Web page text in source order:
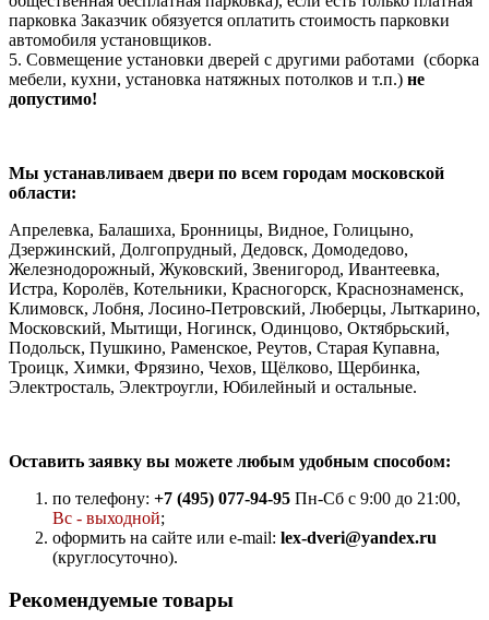
парковка Заказчик обязуется оплатить стоимость парковки
автомобиля установщиков.
5. Совмещение установки дверей с другими работами (сборка
мебели, кухни, установка натяжных потолков и т.п.) не
допустимо!
Мы устанавливаем двери по всем городам московской
области:
Апрелевка, Балашиха, Бронницы, Видное, Голицыно,
Дзержинский, Долгопрудный, Дедовск, Домодедово,
Железнодорожный, Жуковский, Звенигород, Ивантеевка,
Истра, Королёв, Котельники, Красногорск, Краснознаменск,
Климовск, Лобня, Лосино-Петровский, Люберцы, Лыткарино,
Московский, Мытищи, Ногинск, Одинцово, Октябрьский,
Подольск, Пушкино, Раменское, Реутов, Старая Купавна,
Троицк, Химки, Фрязино, Чехов, Щёлково, Щербинка,
Электросталь, Электроугли, Юбилейный и остальные.
Оставить заявку вы можете любым удобным способом:
по телефону: +7 (495) 077-94-95 Пн-Сб с 9:00 до 21:00,
Вс - выходной;
оформить на сайте или e-mail: lex-dveri@yandex.ru
(круглосуточно).
Рекомендуемые товары